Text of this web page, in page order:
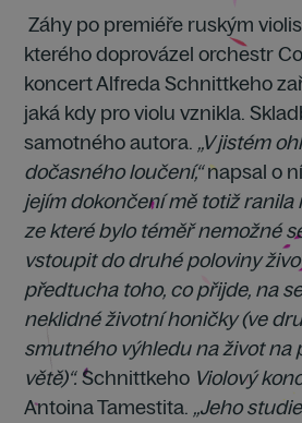
Záhy po premiéře ruským
kterého doprovázel orchestr
koncert Alfreda Schnittkeho
jaká kdy pro violu vznikla.
samotného autora. „V jistém
dočasného loučení,“napsal o
jejím dokončení mě totiž
ze které bylo téměř nemožné
vstoupit do druhé poloviny
předtucha toho, co přijde, na
neklidné životní honičky (ve
smutného výhledu na život na
větě)“.Schnittkeho Violový
Antoina Tamestita. „Jeho